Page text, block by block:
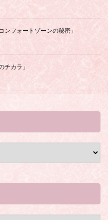
フォートゾーンの秘密」
チカラ」